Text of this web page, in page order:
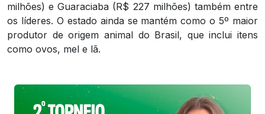
milhões) e Guaraciaba (R$ 227 milhões) também entre
os líderes. O estado ainda se mantém como o 5º maior
produtor de origem animal do Brasil, que inclui itens
como ovos, mel e lã.